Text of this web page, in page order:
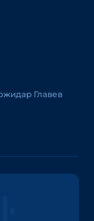
Главев